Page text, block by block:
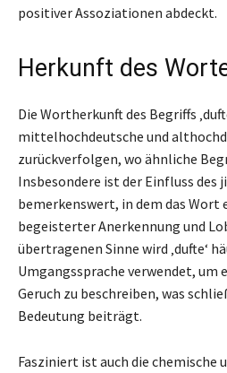
positiver Assoziationen abdeckt.
Herkunft des
Die Wortherkunft des Begriffs
mittelhochdeutsche und
zurückverfolgen, wo ähnliche
Insbesondere ist der Einfluss des
bemerkenswert, in dem das Wort
begeisterter Anerkennung und
übertragenen Sinne wird ‚dufte‘
Umgangssprache verwendet, um
Geruch zu beschreiben, was
Bedeutung beiträgt.
Fasziniert ist auch die chemische